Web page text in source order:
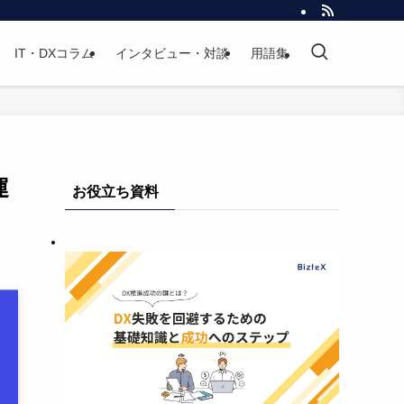
IT・DXコラム インタビュー・対談 用語集
お役立ち資料